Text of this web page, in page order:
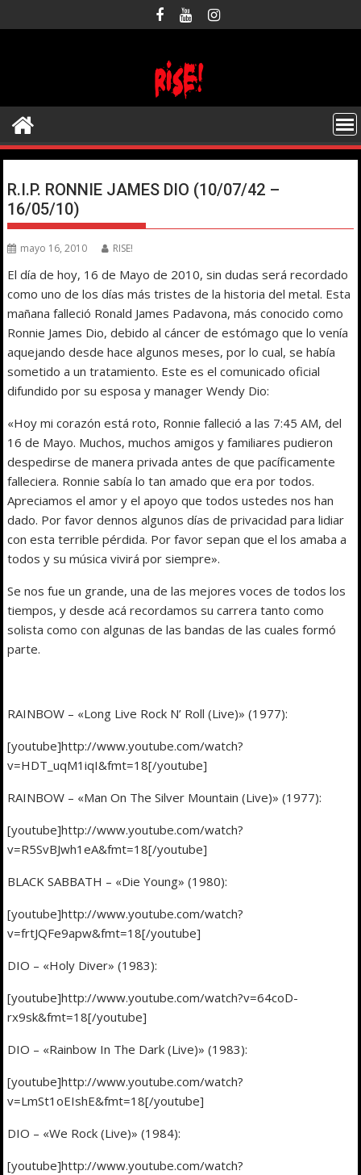
al
R.I.P. RONNIE JAMES DIO (10/07/42 –
16/05/10)
mayo 16, 2010 RISE!
El día de hoy, 16 de Mayo de 2010, sin dudas será recordado
como uno de los días más tristes de la historia del metal. Esta
mañana falleció Ronald James Padavona, más conocido como
Ronnie James Dio, debido al cáncer de estómago que lo venía
aquejando desde hace algunos meses, por lo cual, se había
sometido a un tratamiento. Este es el comunicado oficial
difundido por su esposa y manager Wendy Dio:
«Hoy mi corazón está roto, Ronnie falleció a las 7:45 AM, del
16 de Mayo. Muchos, muchos amigos y familiares pudieron
despedirse de manera privada antes de que pacíficamente
falleciera. Ronnie sabía lo tan amado que era por todos.
Apreciamos el amor y el apoyo que todos ustedes nos han
dado. Por favor dennos algunos días de privacidad para lidiar
con esta terrible pérdida. Por favor sepan que el los amaba a
todos y su música vivirá por siempre».
Se nos fue un grande, una de las mejores voces de todos los
tiempos, y desde acá recordamos su carrera tanto como
solista como con algunas de las bandas de las cuales formó
parte.
RAINBOW – «Long Live Rock N’ Roll (Live)» (1977):
[youtube]http://www.youtube.com/watch?
v=HDT_uqM1iqI&fmt=18[/youtube]
RAINBOW – «Man On The Silver Mountain (Live)» (1977):
[youtube]http://www.youtube.com/watch?
v=R5SvBJwh1eA&fmt=18[/youtube]
BLACK SABBATH – «Die Young» (1980):
[youtube]http://www.youtube.com/watch?
v=frtJQFe9apw&fmt=18[/youtube]
DIO – «Holy Diver» (1983):
[youtube]http://www.youtube.com/watch?v=64coD-
rx9sk&fmt=18[/youtube]
DIO – «Rainbow In The Dark (Live)» (1983):
[youtube]http://www.youtube.com/watch?
v=LmSt1oEIshE&fmt=18[/youtube]
DIO – «We Rock (Live)» (1984):
[youtube]http://www.youtube.com/watch?